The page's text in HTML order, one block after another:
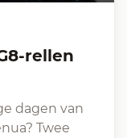
dagen van
Twee